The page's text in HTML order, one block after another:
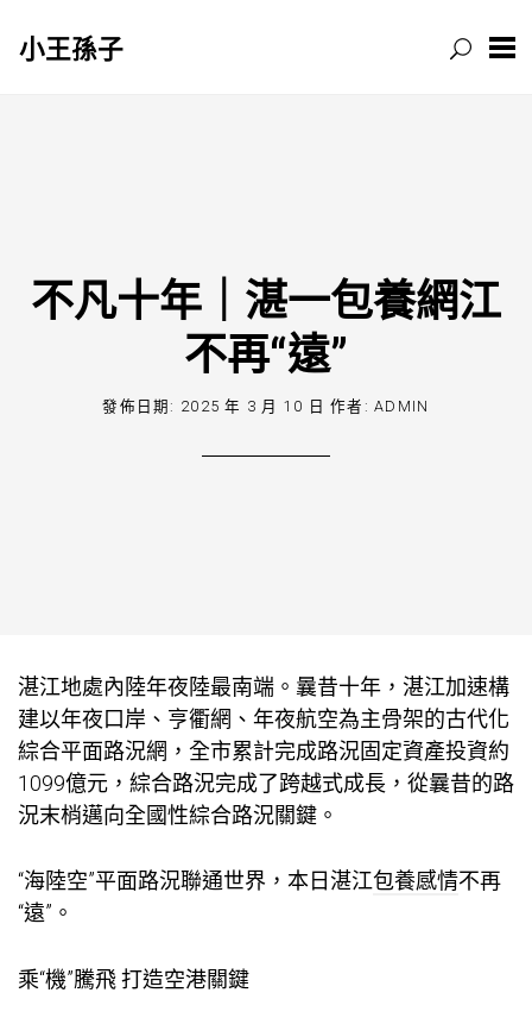
小王孫子
不凡十年｜湛一包養網江
不再“遠”
發佈日期: 2025 年 3 月 10 日 作者:ADMIN
湛江地處內陸年夜陸最南端。曩昔十年，湛江加速構
建以年夜口岸、亨衢網、年夜航空為主骨架的古代化
綜合平面路況網，全市累計完成路況固定資產投資約
1099億元，綜合路況完成了跨越式成長，從曩昔的路
況末梢邁向全國性綜合路況關鍵。
“海陸空”平面路況聯通世界，本日湛江包養感情不再
“遠”。
乘“機”騰飛 打造空港關鍵